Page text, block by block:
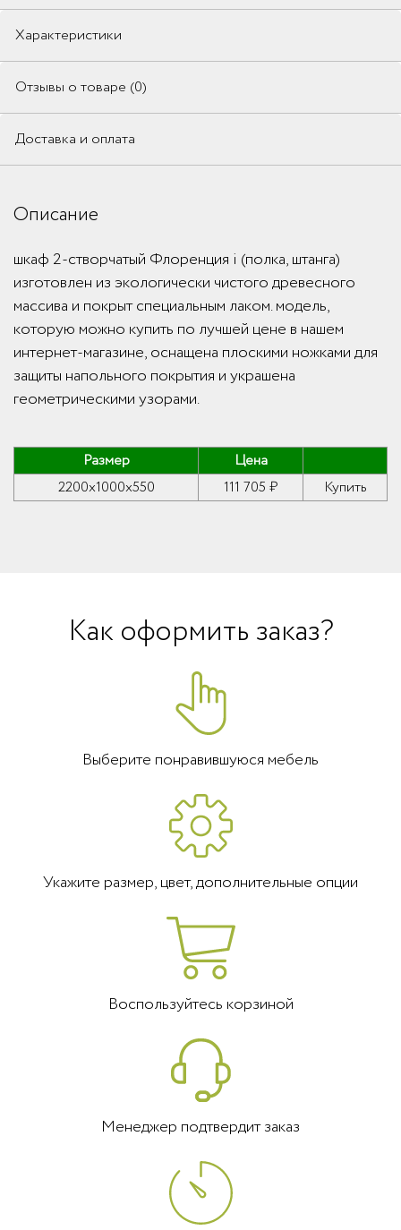
Характеристики
Отзывы о товаре (0)
Доставка и оплата
Описание
шкаф 2-створчатый Флоренция i (полка, штанга)
изготовлен из экологически чистого древесного
массива и покрыт специальным лаком. модель,
которую можно купить по лучшей цене в нашем
интернет-магазине, оснащена плоскими ножками для
защиты напольного покрытия и украшена
геометрическими узорами.
Размер
Цена
2200x1000x550
111 705 ₽ Купить
Как оформить заказ?
Выберите понравившуюся мебель
Укажите размер, цвет, дополнительные опции
Воспользуйтесь корзиной
Менеджер подтвердит заказ